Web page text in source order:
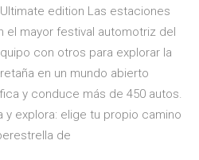
edition Las estaciones
el mayor festival automotriz del
con otros para explorar la
en un mundo abierto
y conduce más de 450 autos.
y explora: elige tu propio camino
de